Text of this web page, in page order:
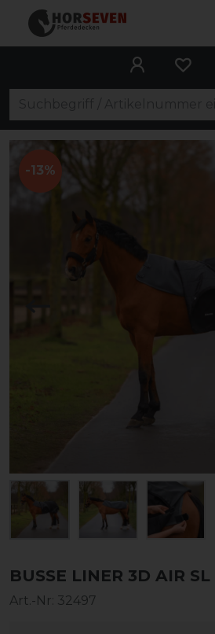
-13%
BUSSE LINER 3D AIR SL
Art.-Nr: 32497